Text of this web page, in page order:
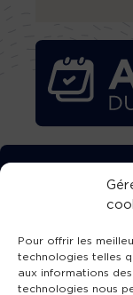
Pour offrir les
technologies telles
aux informations
technologies nous